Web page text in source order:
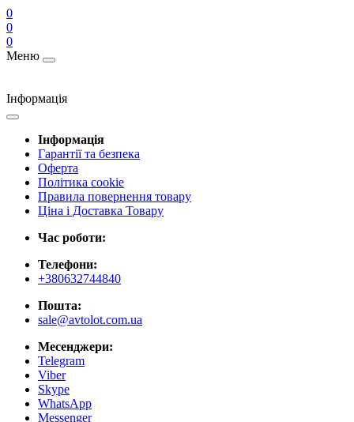
0
0
0
Меню
Інформація
Інформація
Гарантії та безпека
Оферта
Політика cookie
Правила повернення товару
Ціна і Доставка Товару
Час роботи:
Телефони:
+380632744840
Пошта:
sale@avtolot.com.ua
Месенджери:
Telegram
Viber
Skype
WhatsApp
Messenger